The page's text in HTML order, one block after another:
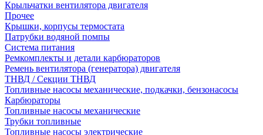
Крыльчатки вентилятора двигателя
Прочее
Крышки, корпусы термостата
Патрубки водяной помпы
Система питания
Ремкомплекты и детали карбюраторов
Ремень вентилятора (генератора) двигателя
ТНВД / Секции ТНВД
Топливные насосы механические, подкачки, бензонасосы
Карбюраторы
Топливные насосы механические
Трубки топливные
Топливные насосы электрические